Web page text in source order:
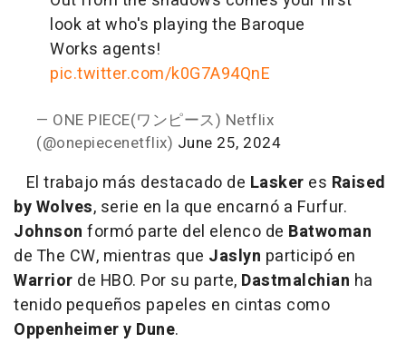
look at who's playing the Baroque
Works agents!
pic.twitter.com/k0G7A94QnE
— ONE PIECE(ワンピース) Netflix
(@onepiecenetflix) June 25, 2024
El trabajo más destacado de Lasker es Raised
by Wolves, serie en la que encarnó a Furfur.
Johnson formó parte del elenco de Batwoman
de The CW, mientras que Jaslyn participó en
Warrior de HBO. Por su parte, Dastmalchian ha
tenido pequeños papeles en cintas como
Oppenheimer y Dune.